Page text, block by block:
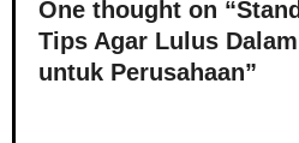
One thought on
Tips Agar Lulus
untuk Perusahaan”